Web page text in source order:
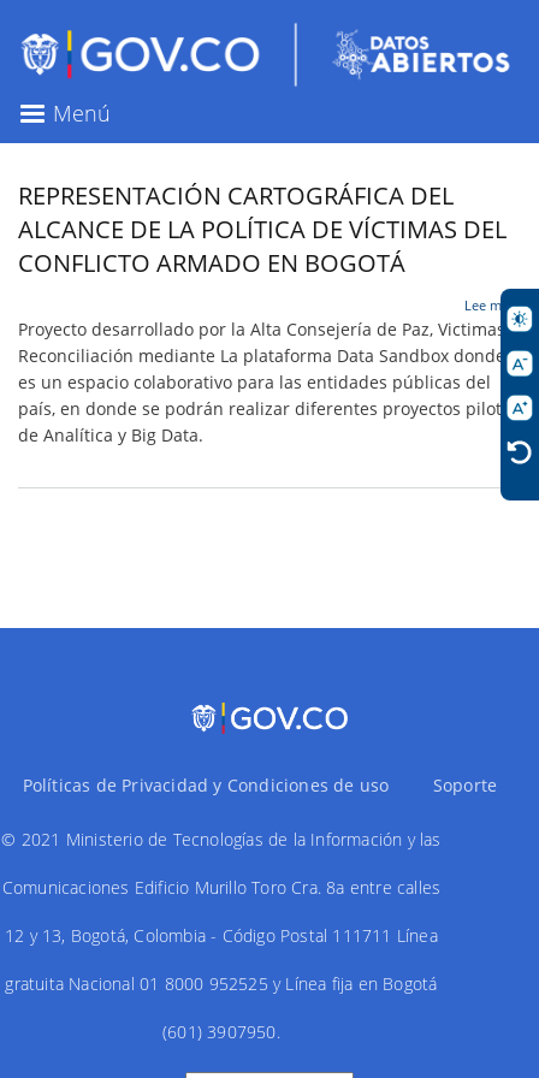
contenido
principal
Menú
REPRESENTACIÓN CARTOGRÁFICA DEL
ALCANCE DE LA POLÍTICA DE VÍCTIMAS DEL
CONFLICTO ARMADO EN BOGOTÁ
Lee más
DEL
DE
LA
DE
Proyecto desarrollado por la Alta Consejería de Paz, Victimas y
Reconciliación mediante La plataforma Data Sandbox donde
es un espacio colaborativo para las entidades públicas del
país, en donde se podrán realizar diferentes proyectos piloto
de Analítica y Big Data.
Políticas de Privacidad y Condiciones de uso Soporte
© 2021 Ministerio de Tecnologías de la Información y las
Comunicaciones Edificio Murillo Toro Cra. 8a entre calles
12 y 13, Bogotá, Colombia - Código Postal 111711 Línea
gratuita Nacional 01 8000 952525 y Línea fija en Bogotá
(601) 3907950.